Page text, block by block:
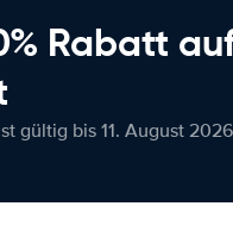
Rabatt
gültig bis 11. August